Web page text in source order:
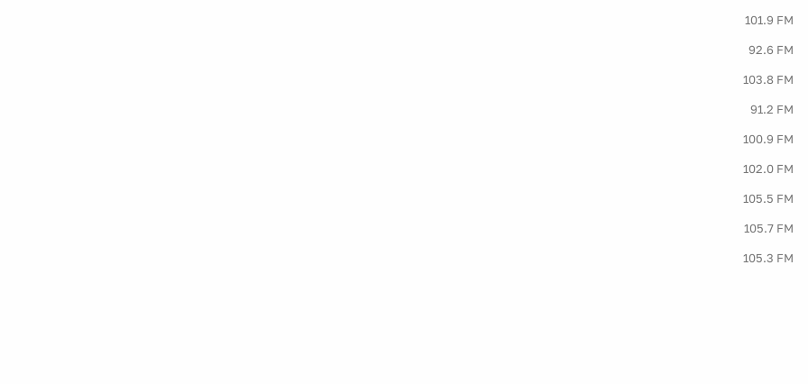
101.9 FM
92.6 FM
103.8 FM
91.2 FM
100.9 FM
102.0 FM
105.5 FM
105.7 FM
105.3 FM